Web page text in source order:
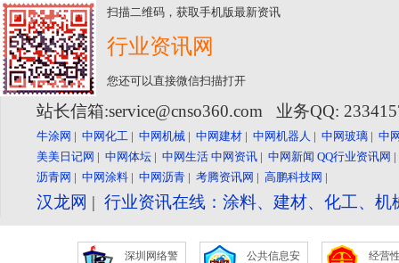
扫描二维码，获取手机版最新资讯
行业资讯网
您还可以直接微信扫描打开
站长信箱:service@cnso360.com 业务QQ:
牛涂网 | 中网化工 | 中网机械 | 中网建材 | 中网机器人 | 中网玻璃 | 中
美美日记网 | 中网体坛 | 中网生活 中网资讯 | 中网新闻 QQ行业资讯网
沥青网 | 中网涂料 | 中网沥青 | 考腾资讯网 | 高鹏科技网 |
汉龙网 | 行业资讯在线：涂料、建材、化工、
深圳网络警
公共信息安
经营